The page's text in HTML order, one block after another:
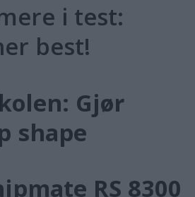
i test:
best!
Gjør
shape
RS 8300